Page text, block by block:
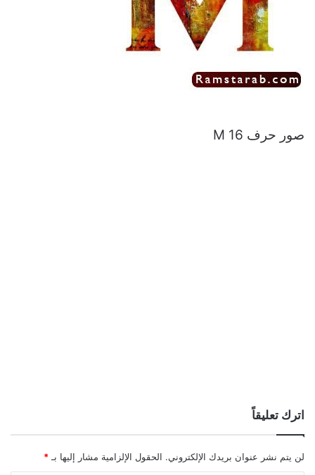
صور حرف M 16
اترك تعليقاً
لن يتم نشر عنوان بريدك الإلكتروني. الحقول الإلزامية مشار إليها بـ *